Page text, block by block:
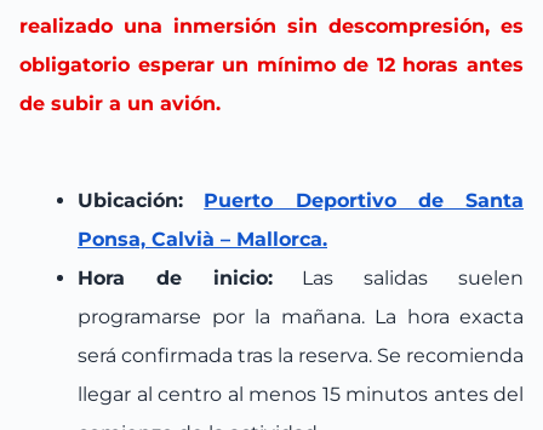
realizado una inmersión sin descompresión, es
obligatorio esperar un mínimo de 12 horas antes
de subir a un avión.
Ubicación:
Puerto Deportivo de Santa
Ponsa, Calvià – Mallorca.
Hora de inicio:Las salidas suelen
programarse por la mañana. La hora exacta
será confirmada tras la reserva. Se recomienda
llegar al centro al menos 15 minutos antes del